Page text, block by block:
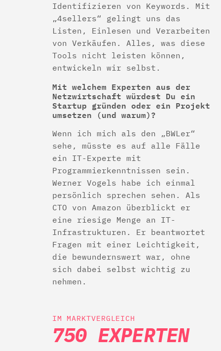
Identifizieren von Keywords. Mit
„4sellers“ gelingt uns das
Listen, Einlesen und Verarbeiten
von Verkäufen. Alles, was diese
Tools nicht leisten können,
entwickeln wir selbst.
Mit welchem Experten aus der
Netzwirtschaft würdest Du ein
Startup gründen oder ein Projekt
umsetzen (und warum)?
Wenn ich mich als den „BWLer“
sehe, müsste es auf alle Fälle
ein IT-Experte mit
Programmierkenntnissen sein.
Werner Vogels habe ich einmal
persönlich sprechen sehen. Als
CTO von Amazon überblickt er
eine riesige Menge an IT-
Infrastrukturen. Er beantwortet
Fragen mit einer Leichtigkeit,
die bewundernswert war, ohne
sich dabei selbst wichtig zu
nehmen.
IM MARKTVERGLEICH
750 EXPERTEN